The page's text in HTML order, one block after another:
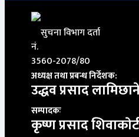
सुचना विभाग दर्ता
नं.
3560-2078/80
अध्यक्ष तथा प्रबन्ध निर्देशक:
उद्धव प्रसाद
सम्पादकः
कृष्ण प्रसाद